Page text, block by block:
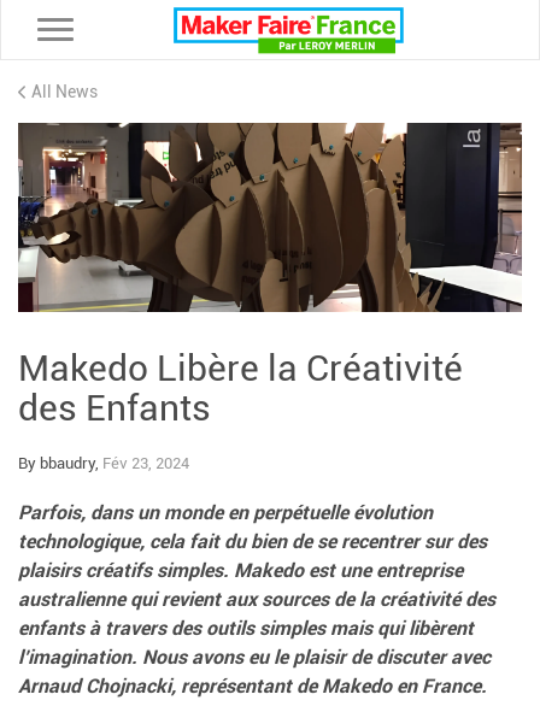
Toggle navigation
All News
Makedo Libère la Créativité
des Enfants
By bbaudry, Fév 23, 2024
Parfois, dans un monde en perpétuelle évolution
technologique, cela fait du bien de se recentrer sur des
plaisirs créatifs simples. Makedo est une entreprise
australienne qui revient aux sources de la créativité des
enfants à travers des outils simples mais qui libèrent
l’imagination. Nous avons eu le plaisir de discuter avec
Arnaud Chojnacki, représentant de Makedo en France.